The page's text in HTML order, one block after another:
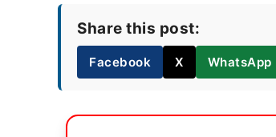
Share this post:
Facebook X WhatsApp